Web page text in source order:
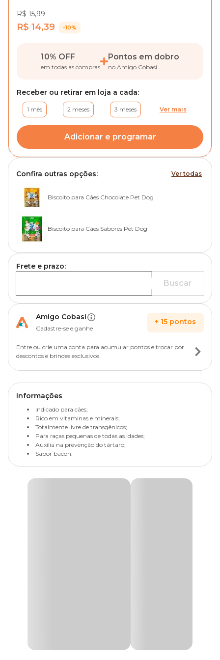
R$ 15,99
R$ 14,39 -10%
10% OFF
em todas as compras
Pontos em dobro
no Amigo Cobasi
Receber ou retirar em loja a cada:
1 mês 2 meses 3 meses Ver mais
Adicionar e programar
Confira outras opções: Ver todas
Biscoito para Cães Chocolate Pet Dog
Biscoito para Cães Sabores Pet Dog
Frete e prazo:
Buscar
Amigo Cobasi
Cadastre-se e ganhe
+ 15 pontos
Entre ou crie uma conta para acumular pontos e trocar por
descontos e brindes exclusivos.
Informações
Indicado para cães;
Rico em vitaminas e minerais;
Totalmente livre de transgênicos;
Para raças pequenas de todas as idades;
Auxilia na prevenção do tártaro;
Sabor bacon.